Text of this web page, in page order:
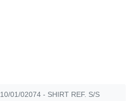
10/01/02074 - SHIRT REF. S/S